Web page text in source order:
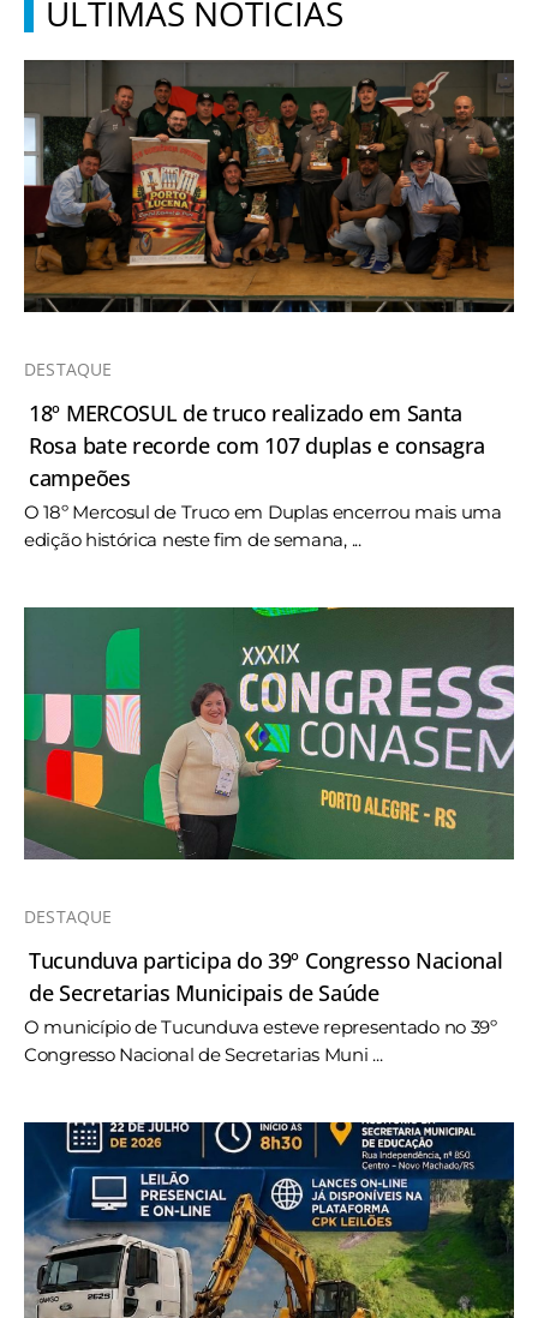
ÚLTIMAS NOTÍCIAS
DESTAQUE
18º MERCOSUL de truco realizado em Santa
Rosa bate recorde com 107 duplas e consagra
campeões
O 18º Mercosul de Truco em Duplas encerrou mais uma
edição histórica neste fim de semana, ...
DESTAQUE
Tucunduva participa do 39º Congresso Nacional
de Secretarias Municipais de Saúde
O município de Tucunduva esteve representado no 39º
Congresso Nacional de Secretarias Muni ...